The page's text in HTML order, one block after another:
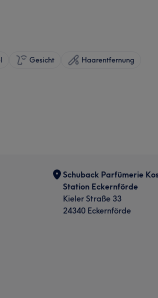
Gesicht Haarentfernung
Schuback Parfümerie
Station Eckernförde
Kieler Straße 33
24340 Eckernförde